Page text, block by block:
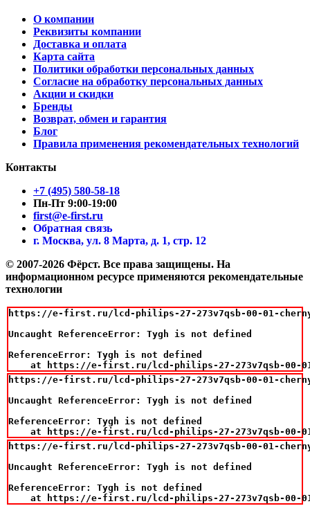
О компании
Реквизиты компании
Доставка и оплата
Карта сайта
Политики обработки персональных данных
Согласие на обработку персональных данных
Акции и скидки
Бренды
Возврат, обмен и гарантия
Блог
Правила применения рекомендательных технологий
Контакты
+7 (495) 580-58-18
Пн-Пт 9:00-19:00
first@e-first.ru
Обратная связь
г. Москва, ул. 8 Марта, д. 1, стр. 12
© 2007-2026 Фёрст. Все права защищены. На
информационном ресурсе применяются рекомендательные
технологии
https://e-first.ru/lcd-philips-27-273v7qsb-00-01-
Uncaught ReferenceError: Tygh is not defined
ReferenceError: Tygh is not defined
at https://e-first.ru/lcd-philips-27-273v7qsb-
https://e-first.ru/lcd-philips-27-273v7qsb-00-01-
Uncaught ReferenceError: Tygh is not defined
ReferenceError: Tygh is not defined
at https://e-first.ru/lcd-philips-27-273v7qsb-
https://e-first.ru/lcd-philips-27-273v7qsb-00-01-
Uncaught ReferenceError: Tygh is not defined
ReferenceError: Tygh is not defined
at https://e-first.ru/lcd-philips-27-273v7qsb-